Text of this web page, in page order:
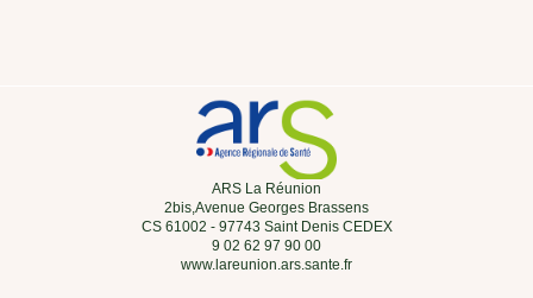
ARS La Réunion
2bis,Avenue Georges Brassens
CS 61002 - 97743 Saint Denis CEDEX
9 02 62 97 90 00
www.lareunion.ars.sante.fr